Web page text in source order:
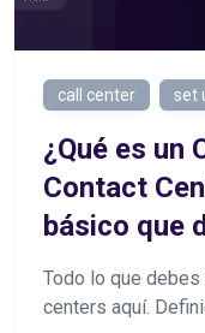
call center set
¿Qué es un
Contact
básico que
Todo lo que
centers aquí.